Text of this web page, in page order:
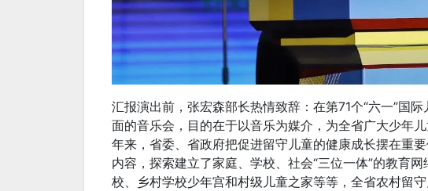
汇报演出前，张宏森部长热情致辞：在第71个“六一”国
面的音乐会，目的在于以音乐为媒介，为全省广大少年
年来，省委、省政府把促进留守儿童的健康成长摆在重
内容，探索建立了家庭、学校、社会“三位一体”的教育
校、乡村学校少年宫和村级儿童之家等等，全省农村留